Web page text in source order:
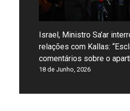
Israel, Ministro Sa’ar
relações com Kallas:
comentários sobre o
18 de Junho, 2026